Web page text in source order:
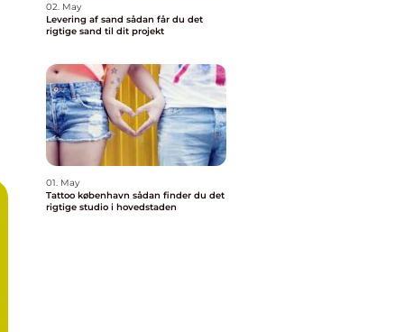
02. May
Levering af sand sådan får du det
rigtige sand til dit projekt
01. May
Tattoo københavn sådan finder du det
rigtige studio i hovedstaden